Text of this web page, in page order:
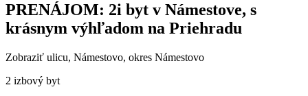
PRENÁJOM: 2i byt v Námestove, s
krásnym výhľadom na Priehradu
Zobraziť ulicu, Námestovo, okres Námestovo
2 izbový byt